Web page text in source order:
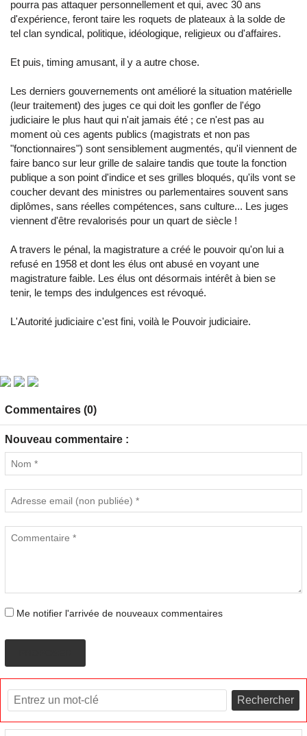
pourra pas attaquer personnellement et qui, avec 30 ans
d'expérience, feront taire les roquets de plateaux à la solde de
tel clan syndical, politique, idéologique, religieux ou d'affaires.
Et puis, timing amusant, il y a autre chose.
Les derniers gouvernements ont amélioré la situation matérielle
(leur traitement) des juges ce qui doit les gonfler de l'égo
judiciaire le plus haut qui n'ait jamais été ; ce n'est pas au
moment où ces agents publics (magistrats et non pas
"fonctionnaires") sont sensiblement augmentés, qu'il viennent de
faire banco sur leur grille de salaire tandis que toute la fonction
publique a son point d'indice et ses grilles bloqués, qu'ils vont se
coucher devant des ministres ou parlementaires souvent sans
diplômes, sans réelles compétences, sans culture... Les juges
viennent d'être revalorisés pour un quart de siècle !
A travers le pénal, la magistrature a créé le pouvoir qu'on lui a
refusé en 1958 et dont les élus ont abusé en voyant une
magistrature faible. Les élus ont désormais intérêt à bien se
tenir, le temps des indulgences est révoqué.
L'Autorité judiciaire c'est fini, voilà le Pouvoir judiciaire.
Commentaires (0)
Nouveau commentaire :
Me notifier l'arrivée de nouveaux commentaires
Rechercher